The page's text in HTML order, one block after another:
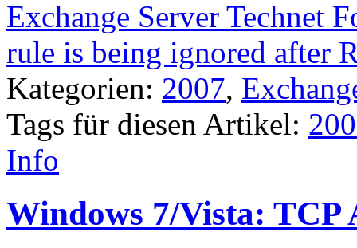
Exchange Server Technet
rule is being ignored after
Kategorien: 2007,
Tags für diesen Artikel:
Info
Windows 7/Vista: TCP